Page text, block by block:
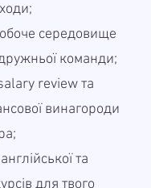
середовище
команди;
review та
винагороди
та
для твого